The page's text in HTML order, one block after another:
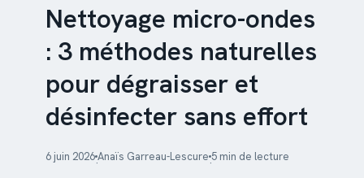
Nettoyage micro-ondes
: 3 méthodes naturelles
pour dégraisser et
désinfecter sans effort
6 juin 2026·Anaïs Garreau-Lescure·5 min de lecture